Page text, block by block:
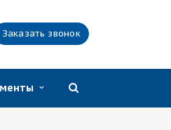
Заказать звонок